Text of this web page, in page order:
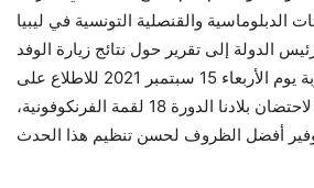
الدولة إلى تقرير حول نتائج زيارة الوفد
الوزاري إلى جزيرة جربة يوم الأربعاء 15 سبتمبر 2021 للاطلاع على
مدى تقدّم الاستعدادات لاحتضان بلادنا الدورة 18 لقمة الفرنكوفونية،